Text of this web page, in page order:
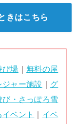
きはこちら
び場 ｜無料の屋
ャー施設 ｜ グ
び・さっぽろ雪
ベント ｜ イベ